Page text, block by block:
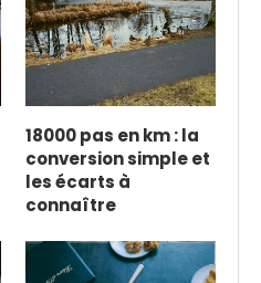
18000 pas en km : la
conversion simple et
les écarts à
connaître